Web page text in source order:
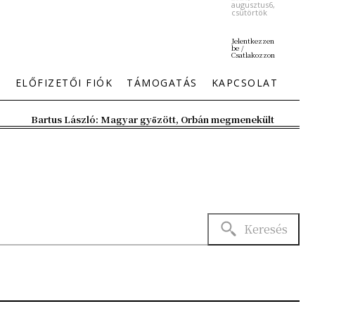
augusztus6,
csütörtök
Jelentkezzen
be /
Csatlakozzon
ELŐFIZETŐI FIÓK TÁMOGATÁS KAPCSOLAT
Bartus László: Magyar győzött, Orbán megmenekült
Keresés